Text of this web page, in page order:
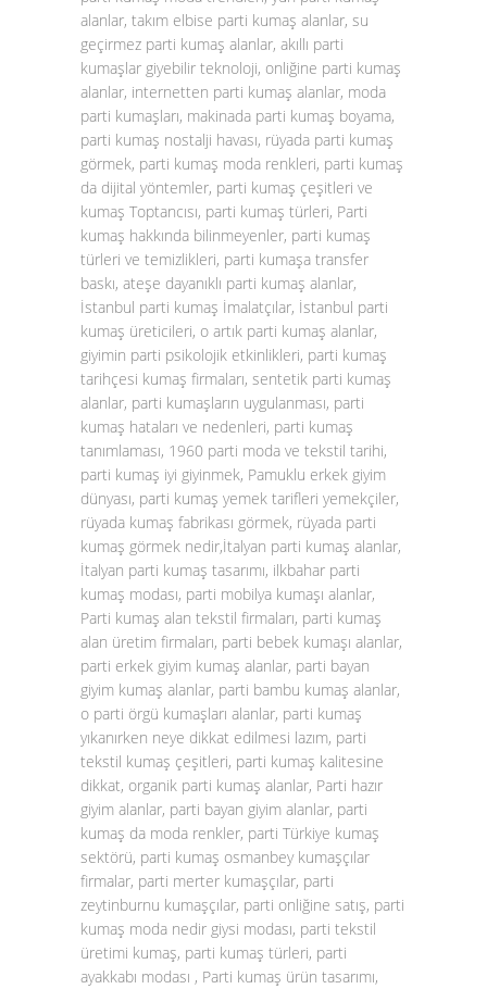
alanlar, takım elbise parti kumaş alanlar, su
geçirmez parti kumaş alanlar, akıllı parti
kumaşlar giyebilir teknoloji, onliğine parti kumaş
alanlar, internetten parti kumaş alanlar, moda
parti kumaşları, makinada parti kumaş boyama,
parti kumaş nostalji havası, rüyada parti kumaş
görmek, parti kumaş moda renkleri, parti kumaş
da dijital yöntemler, parti kumaş çeşitleri ve
kumaş Toptancısı, parti kumaş türleri, Parti
kumaş hakkında bilinmeyenler, parti kumaş
türleri ve temizlikleri, parti kumaşa transfer
baskı, ateşe dayanıklı parti kumaş alanlar,
İstanbul parti kumaş İmalatçılar, İstanbul parti
kumaş üreticileri, o artık parti kumaş alanlar,
giyimin parti psikolojik etkinlikleri, parti kumaş
tarihçesi kumaş firmaları, sentetik parti kumaş
alanlar, parti kumaşların uygulanması, parti
kumaş hataları ve nedenleri, parti kumaş
tanımlaması, 1960 parti moda ve tekstil tarihi,
parti kumaş iyi giyinmek, Pamuklu erkek giyim
dünyası, parti kumaş yemek tarifleri yemekçiler,
rüyada kumaş fabrikası görmek, rüyada parti
kumaş görmek nedir,İtalyan parti kumaş alanlar,
İtalyan parti kumaş tasarımı, ilkbahar parti
kumaş modası, parti mobilya kumaşı alanlar,
Parti kumaş alan tekstil firmaları, parti kumaş
alan üretim firmaları, parti bebek kumaşı alanlar,
parti erkek giyim kumaş alanlar, parti bayan
giyim kumaş alanlar, parti bambu kumaş alanlar,
o parti örgü kumaşları alanlar, parti kumaş
yıkanırken neye dikkat edilmesi lazım, parti
tekstil kumaş çeşitleri, parti kumaş kalitesine
dikkat, organik parti kumaş alanlar, Parti hazır
giyim alanlar, parti bayan giyim alanlar, parti
kumaş da moda renkler, parti Türkiye kumaş
sektörü, parti kumaş osmanbey kumaşçılar
firmalar, parti merter kumaşçılar, parti
zeytinburnu kumaşçılar, parti onliğine satış, parti
kumaş moda nedir giysi modası, parti tekstil
üretimi kumaş, parti kumaş türleri, parti
ayakkabı modası , Parti kumaş ürün tasarımı,